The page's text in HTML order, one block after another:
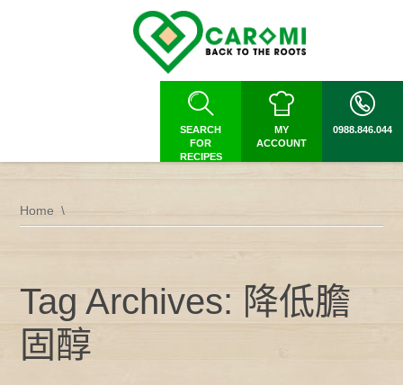
SEARCH
FOR
RECIPES
MY
ACCOUNT
0988.846.044
Home
Tag Archives: 降低膽
固醇